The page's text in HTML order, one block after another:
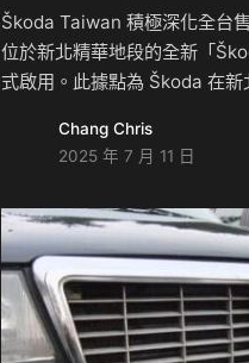
Škoda Taiwan 積極深化全台
位於新北精華地段的全新「
式啟用。此據點為 Škoda 在新
大幅提升，同時實踐「Human
力為車主帶來更高品質、更貼
帶，鄰近大都會公園與捷運先
640 坪。空間設計強調機能與
動線，全面提升來廠體驗。服
工位，可有效分流來廠車流、
服務效能。 服務中心由 20 位
Chang Chris
2025 年 7 月 11 日